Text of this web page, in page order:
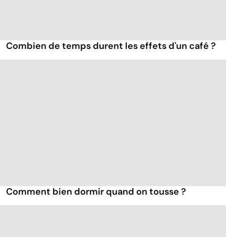
Combien de temps durent les effets d'un café ?
Comment bien dormir quand on tousse ?